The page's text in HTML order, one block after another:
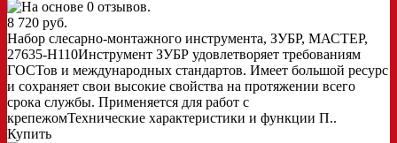
8 720 руб.
Набор слесарно-монтажного инструмента, ЗУБР, МАСТЕР,
27635-H110Инструмент ЗУБР удовлетворяет требованиям
ГОСТов и международных стандартов. Имеет большой ресурс
и сохраняет свои высокие свойства на протяжении всего
срока службы. Применяется для работ с
крепежомТехнические характеристики и функции П..
Купить